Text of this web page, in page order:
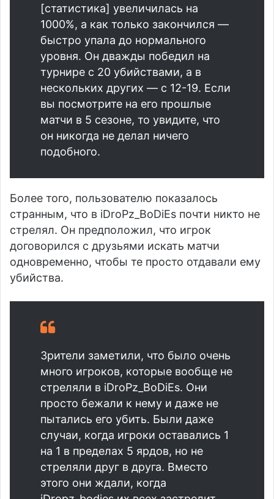
[статистика] увеличилась на
1000%, а как только закончился —
быстро упала до нормального
уровня. Он дважды победил на
турнире с 20 убийствами, а в
нескольких других — с 12-19. Если
вы посмотрите на его прошлые
матчи в 5 сезоне, то увидите, что
он никогда не делал ничего
подобного.
Более того, пользователю показалось
странным, что в iDroPz_BoDiEs почти никто не
стрелял. Он предположил, что игрок
договорился с друзьями искать матчи
одновременно, чтобы те просто отдавали ему
убийства.
Зрители заметили, что было очень
много игроков, которые вообще не
стреляли в iDroPz_BoDiEs. Они
просто бежали к нему и даже не
пытались его убить. Были даже
случаи, когда игроки оставались 1
на 1 в пределах 5 ярдов, но не
стреляли друг в друга. Вместо
этого они ждали, когда